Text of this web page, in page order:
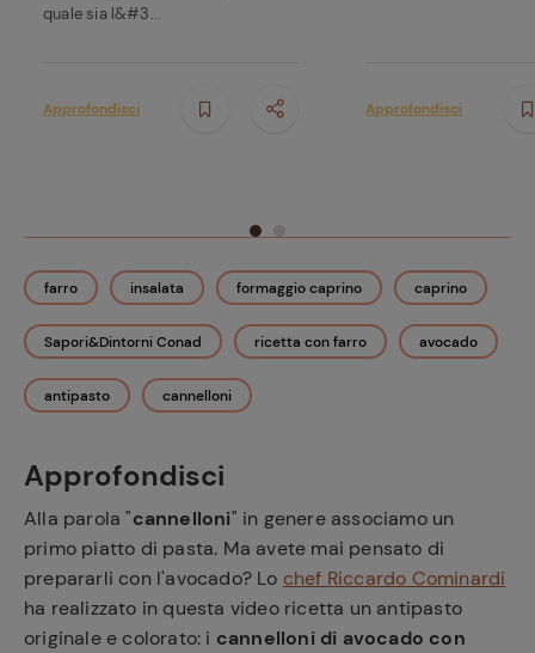
farro insalata formaggio caprino caprino
Sapori&Dintorni Conad ricetta con farro avocado
antipasto cannelloni
Approfondisci
Alla parola "cannelloni" in genere associamo un
primo piatto di pasta. Ma avete mai pensato di
prepararli con l'avocado? Lo chef Riccardo Cominardi
ha realizzato in questa video ricetta un antipasto
originale e colorato: i cannelloni di avocado con
quale sia l&#3...
Approfondisci Approfondisci